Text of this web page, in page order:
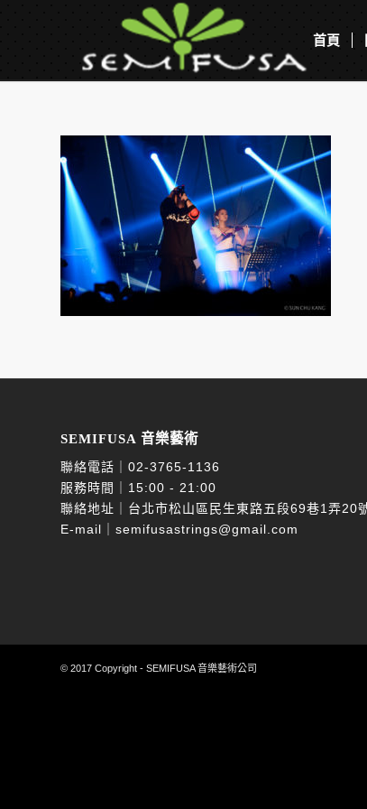
首頁
SEMIFUSA 音樂藝術
聯絡電話｜ 02-3765-1136
服務時間｜15:00 - 21:00
聯絡地址｜台北市松山區民生東路五段69巷1弄20
E-mail｜ semifusastrings@gmail.com
© 2017 Copyright - SEMIFUSA 音樂藝術公司